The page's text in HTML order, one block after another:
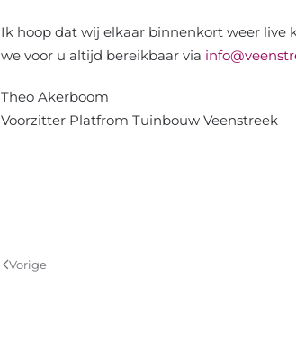
Ik hoop dat wij elkaar binnenkort weer live
we voor u altijd bereikbaar via
Theo Akerboom
Voorzitter Platfrom Tuinbouw Veenstreek
Vorige